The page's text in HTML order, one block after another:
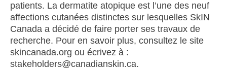
patients. La dermatite atopique est l’une des neuf
affections cutanées distinctes sur lesquelles SkIN
Canada a décidé de faire porter ses travaux de
recherche. Pour en savoir plus, consultez le site
skincanada.org ou écrivez à :
stakeholders@canadianskin.ca.